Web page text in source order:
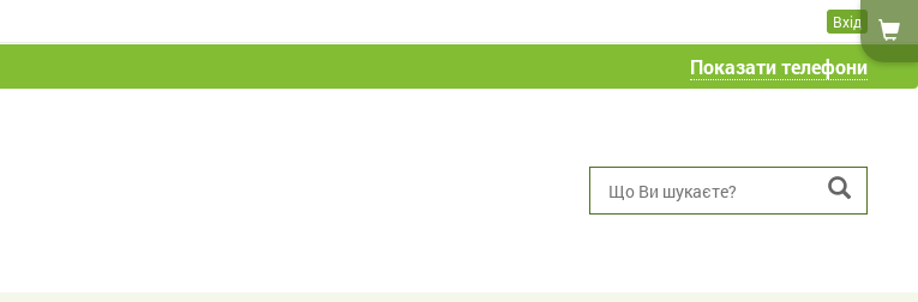
Вхід
Показати телефони